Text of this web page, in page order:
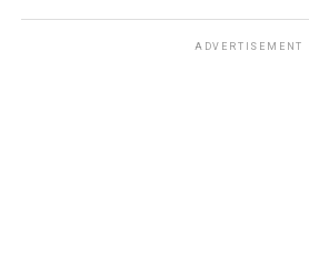
ADVERTISEMENT